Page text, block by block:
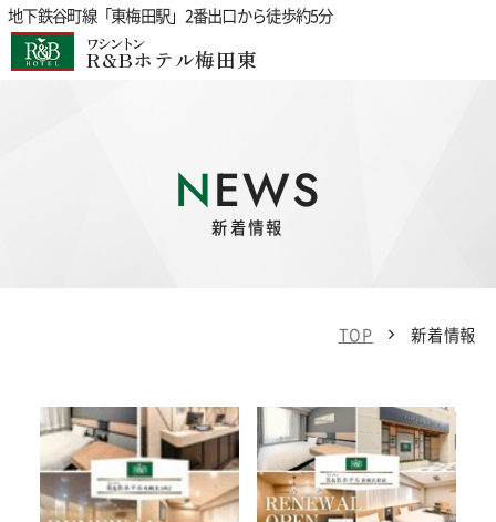
地下鉄谷町線「東梅田駅」2番出口から徒歩約5分
ワシントン
R&Bホテル梅田東
NEWS
新着情報
TOP 新着情報